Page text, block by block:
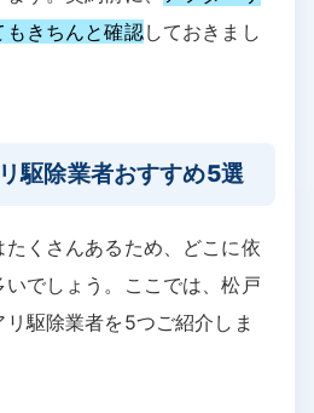
もきちんと確認しておきまし
駆除業者おすすめ5選
くさんあるため、どこに依
でしょう。ここでは、松戸
駆除業者を5つご紹介しま